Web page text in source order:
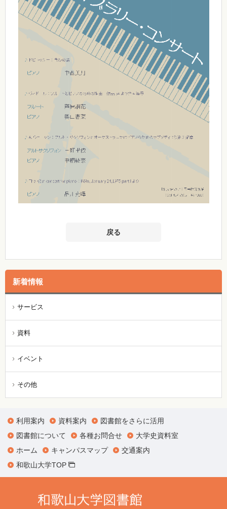
戻る
新着情報
サービス
資料
イベント
その他
利用案内 資料案内
図書館をさらに活用
図書館について
各種お問合せ
大学史資料室
ホーム
キャンパスマップ
交通案内
和歌山大学TOP